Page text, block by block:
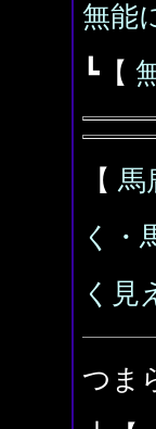
無能
┗【
【 馬
く・
く見
つま